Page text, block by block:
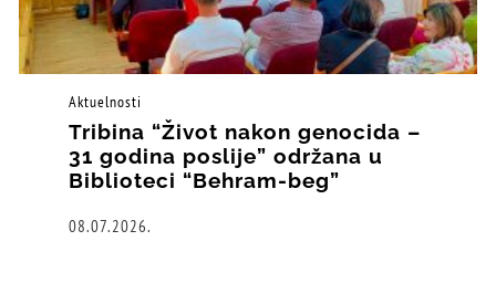
Aktuelnosti
Tribina “Život nakon genocida –
31 godina poslije” održana u
Biblioteci “Behram-beg”
08.07.2026.